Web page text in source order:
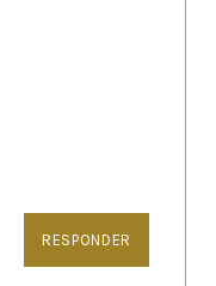
RESPONDER